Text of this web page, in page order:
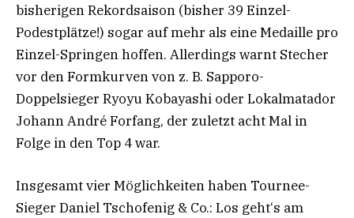
bisherigen Rekordsaison (bisher 39 Einzel-
Podestplätze!) sogar auf mehr als eine Medaille pro
Einzel-Springen hoffen. Allerdings warnt Stecher
vor den Formkurven von z. B. Sapporo-
Doppelsieger Ryoyu Kobayashi oder Lokalmatador
Johann André Forfang, der zuletzt acht Mal in
Folge in den Top 4 war.
Insgesamt vier Möglichkeiten haben Tournee-
Sieger Daniel Tschofenig & Co.: Los geht‘s am